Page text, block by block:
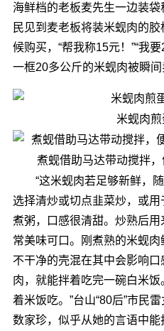
海鲜档的老板麦先生一边装
民见到麦老板将装米蚬肉的
候购买，“帮我称15元！”“我
一框20多公斤的米蚬肉被瞬间
米蚬肉
煮蚬借助马达带动搅拌
“这米蚬肉若足够新鲜，随
选择清炒或切点韭菜炒，或
煮粥，口感很清甜。炒熟后
常美味可口。刚煮熟的米蚬
不干净的壳混在其中会影响
肉，就能拌着吃完一碗白米
着米饭吃。”台山“80后”市民
数家珍，似乎从她的言语中